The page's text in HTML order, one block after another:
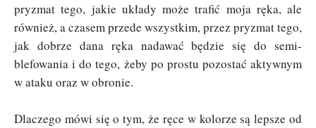
pryzmat tego, jakie układy może trafić moja ręka, ale
również, a czasem przede wszystkim, przez pryzmat tego,
jak dobrze dana ręka nadawać będzie się do semi-
blefowania i do tego, żeby po prostu pozostać aktywnym
w ataku oraz w obronie.
Dlaczego mówi się o tym, że ręce w kolorze są lepsze od